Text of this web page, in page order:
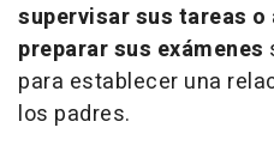
supervisar sus tareas o
preparar sus exámenes
para establecer una
los padres.